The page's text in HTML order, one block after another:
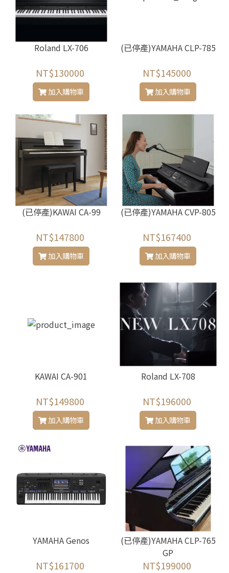
Roland LX-706
NT$130000
加入購物車
(已停產)YAMAHA CLP-785
NT$145000
加入購物車
(已停產)KAWAI CA-99
NT$147800
加入購物車
(已停產)YAMAHA CVP-805
NT$167400
加入購物車
KAWAI CA-901
NT$149800
加入購物車
Roland LX-708
NT$196000
加入購物車
YAMAHA Genos
NT$161700
(已停產)YAMAHA CLP-765
GP
NT$199000